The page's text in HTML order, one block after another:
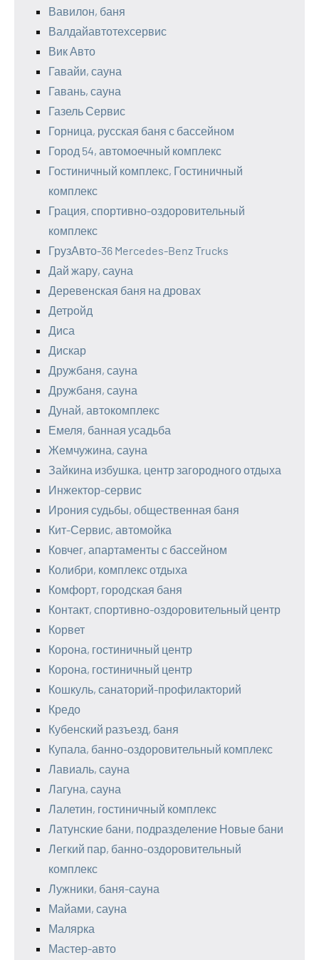
Вавилон, баня
Валдайавтотехсервис
Вик Авто
Гавайи, сауна
Гавань, сауна
Газель Сервис
Горница, русская баня с бассейном
Город 54, автомоечный комплекс
Гостиничный комплекс, Гостиничный
комплекс
Грация, спортивно-оздоровительный
комплекс
ГрузАвто-36 Mercedes-Benz Trucks
Дай жару, сауна
Деревенская баня на дровах
Детройд
Диса
Дискар
Дружбаня, сауна
Дружбаня, сауна
Дунай, автокомплекс
Емеля, банная усадьба
Жемчужина, сауна
Зайкина избушка, центр загородного отдыха
Инжектор-сервис
Ирония судьбы, общественная баня
Кит-Сервис, автомойка
Ковчег, апартаменты с бассейном
Колибри, комплекс отдыха
Комфорт, городская баня
Контакт, спортивно-оздоровительный центр
Корвет
Корона, гостиничный центр
Корона, гостиничный центр
Кошкуль, санаторий-профилакторий
Кредо
Кубенский разъезд, баня
Купала, банно-оздоровительный комплекс
Лавиаль, сауна
Лагуна, сауна
Лалетин, гостиничный комплекс
Латунские бани, подразделение Новые бани
Легкий пар, банно-оздоровительный
комплекс
Лужники, баня-сауна
Майами, сауна
Малярка
Мастер-авто